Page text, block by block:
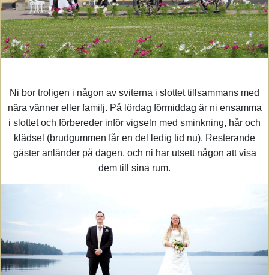
Ni bor troligen i någon av sviterna i slottet tillsammans med
nära vänner eller familj. På lördag förmiddag är ni ensamma
i slottet och förbereder inför vigseln med sminkning, hår och
klädsel (brudgummen får en del ledig tid nu). Resterande
gäster anländer på dagen, och ni har utsett någon att visa
dem till sina rum.